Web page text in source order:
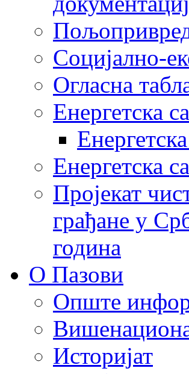
Социјално-
Огласна
Енергетска
Енергетска
Пројекат
грађане у
година
О Пазови
Опште
Историјат